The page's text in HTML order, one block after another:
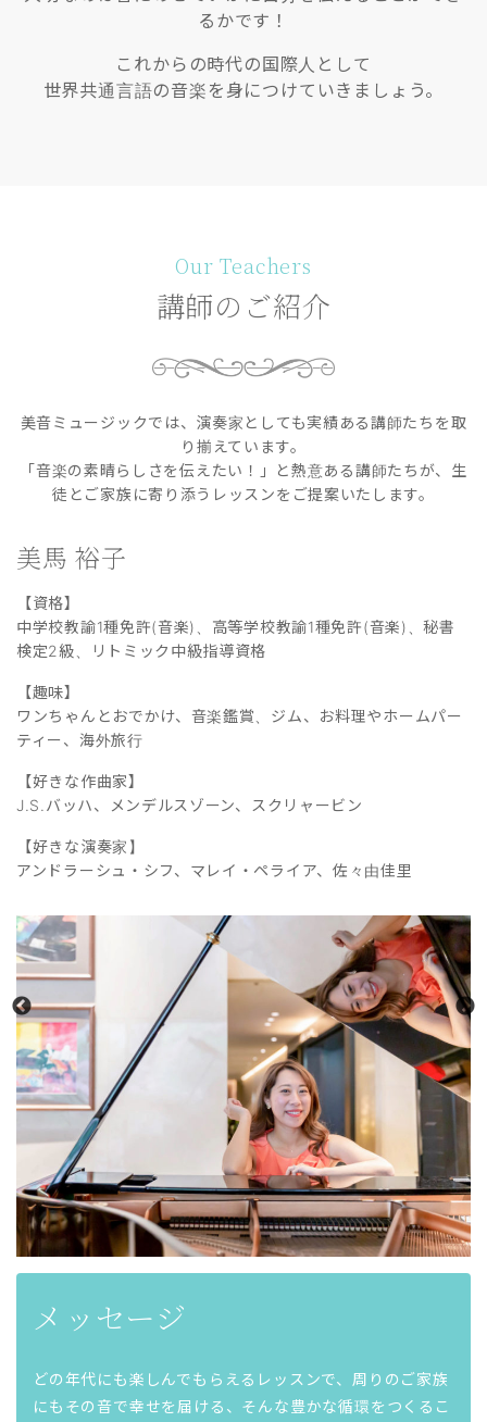
るかです！
これからの時代の国際人として
世界共通言語の音楽を身につけていきましょう。
Our Teachers
講師のご紹介
美音ミュージックでは、演奏家としても実績ある講師たちを取
り揃えています。
「音楽の素晴らしさを伝えたい！」と熱意ある講師たちが、生
徒とご家族に寄り添うレッスンをご提案いたします。
美馬 裕子
【資格】
中学校教諭1種免許(音楽)、高等学校教諭1種免許(音楽)、秘書
検定2級、リトミック中級指導資格
【趣味】
ワンちゃんとおでかけ、音楽鑑賞、ジム、お料理やホームパー
ティー、海外旅行
【好きな作曲家】
J.S.バッハ、メンデルスゾーン、スクリャービン
【好きな演奏家】
アンドラーシュ・シフ、マレイ・ペライア、佐々由佳里
メッセージ
どの年代にも楽しんでもらえるレッスンで、周りのご家族
にもその音で幸せを届ける、そんな豊かな循環をつくるこ